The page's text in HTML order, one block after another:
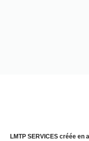
LMTP SERVICES créée